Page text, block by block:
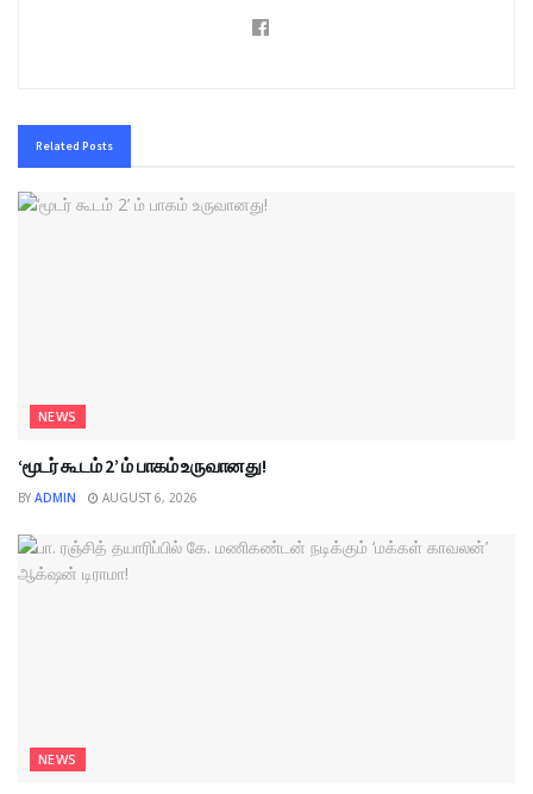
Related Posts
NEWS
‘மூடர் கூடம் 2’ ம் பாகம் உருவானது!
BY ADMIN AUGUST 6, 2026
NEWS